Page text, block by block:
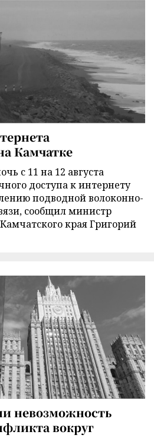
Камчатке
с 11 на 12 августа
доступа к интернету
подводной волоконно-
сообщил министр
края Григорий
невозможность
вокруг